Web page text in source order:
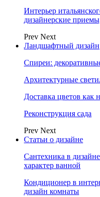
Интерьер
дизайнерские
Prev Next
Ландшафтный дизайн
Спиреи:
Архитектурные
Доставка цветов как
Реконструкция сада
Prev Next
Статьи о дизайне
Сантехника в
характер ванной
Кондиционер в
дизайн комнаты